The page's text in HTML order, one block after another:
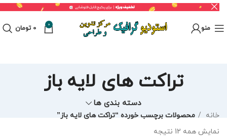
منو 0
0 تومان
تراکت های لایه باز
دسته بندی ها
خانه
محصولات برچسب خورده “تراکت های لایه باز”
نمایش همه 12 نتیجه